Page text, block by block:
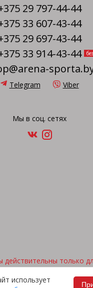
29 797-44-44
33 607-43-44
29 697-43-44
33 914-43-44
Telegram Viber
Мы в соц. сетях
действительны только
2026, ©
использует